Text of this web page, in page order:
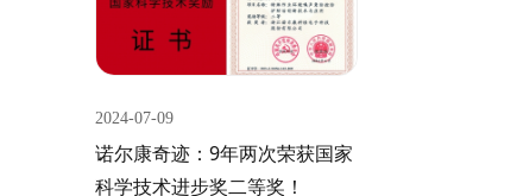
2024-07-09
诺尔康奇迹：9年两次荣获国家
科学技术进步奖二等奖！